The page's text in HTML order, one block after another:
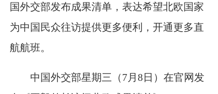
国外交部发布成果清单，表达希望北欧国家
为中国民众往访提供更多便利，开通更多直
航航班。
中国外交部星期三（7月8日）在官网发